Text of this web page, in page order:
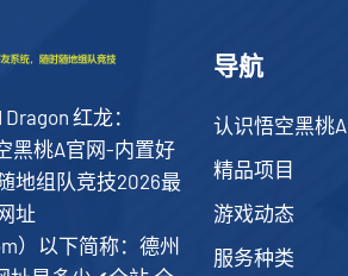
红龙：
黑桃A官网-内置好
地组队竞技2026最
址
）以下简称：德州
导航
认识悟空黑桃A
精品项目
游戏动态
服务种类